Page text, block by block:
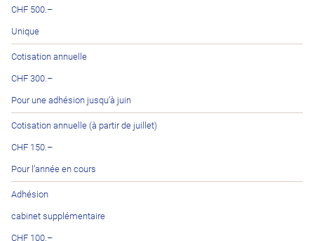
Coût
Remarque
CHF 500.–
Unique
Cotisation annuelle
CHF 300.–
Pour une adhésion jusqu’à juin
Cotisation annuelle (à partir de juillet)
CHF 150.–
Pour l’année en cours
Adhésion
cabinet supplémentaire
CHF 100.–